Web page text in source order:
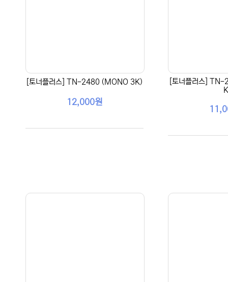
[토너플러스] TN-2480 (MONO 3K)
12,000원
[토너플러스]